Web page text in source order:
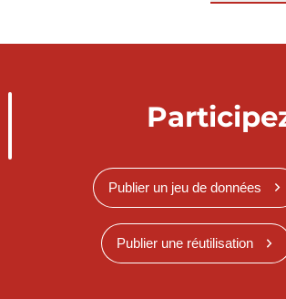
Publier un jeu de données
Publier une réutilisation